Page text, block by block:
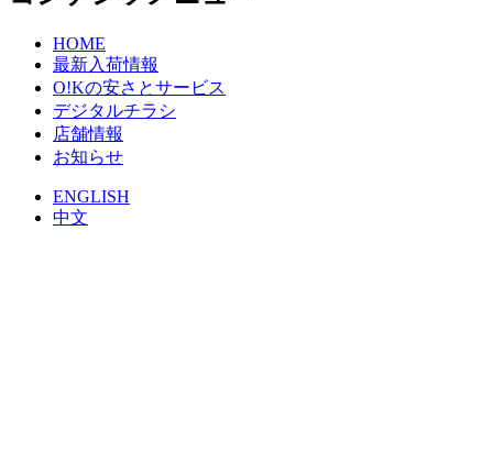
HOME
最新入荷情報
O!Kの安さとサービス
デジタルチラシ
店舗情報
お知らせ
ENGLISH
中文